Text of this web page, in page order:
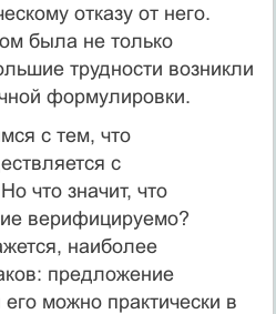
отказу от него.
была не только
трудности возникли
формулировки.
с тем, что
с
что значит, что
верифи­цируемо?
наиболее
предложение
можно практически в